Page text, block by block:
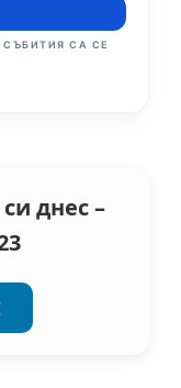
СА СЕ
днес –